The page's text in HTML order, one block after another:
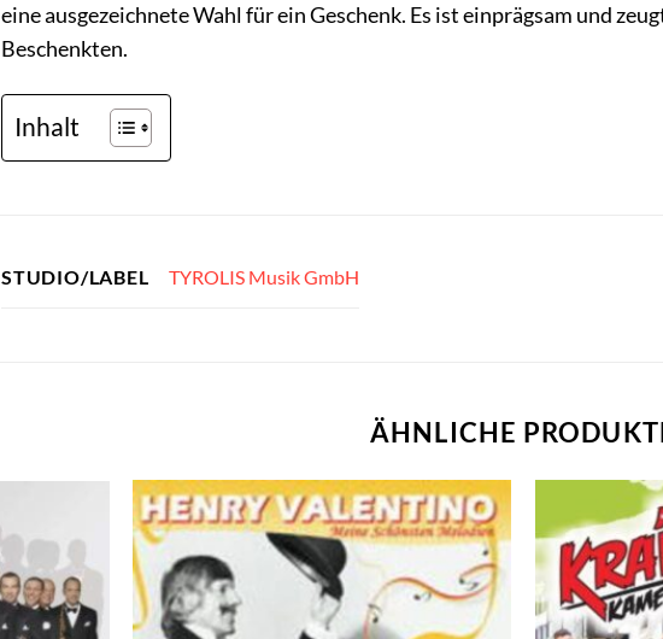
eine ausgezeichnete Wahl für ein Geschenk. Es ist einprägsam und
Beschenkten.
Inhalt
STUDIO/LABEL TYROLIS Musik GmbH
ÄHNLICHE